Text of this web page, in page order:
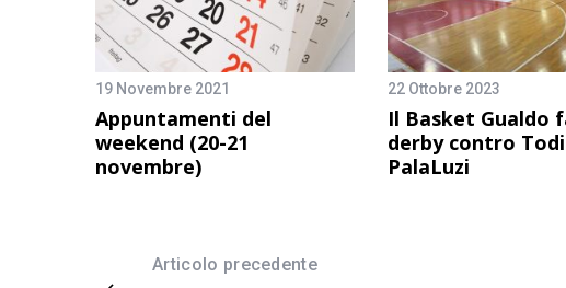
19 Novembre 2021
Appuntamenti del
weekend (20-21
novembre)
22 Ottobre 2023
Il Basket Gualdo
derby contro
PalaLuzi
Articolo precedente